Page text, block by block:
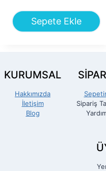
Sepete Ekle
KURUMSAL
Hakkımızda
İletişim
Blog
Sipariş